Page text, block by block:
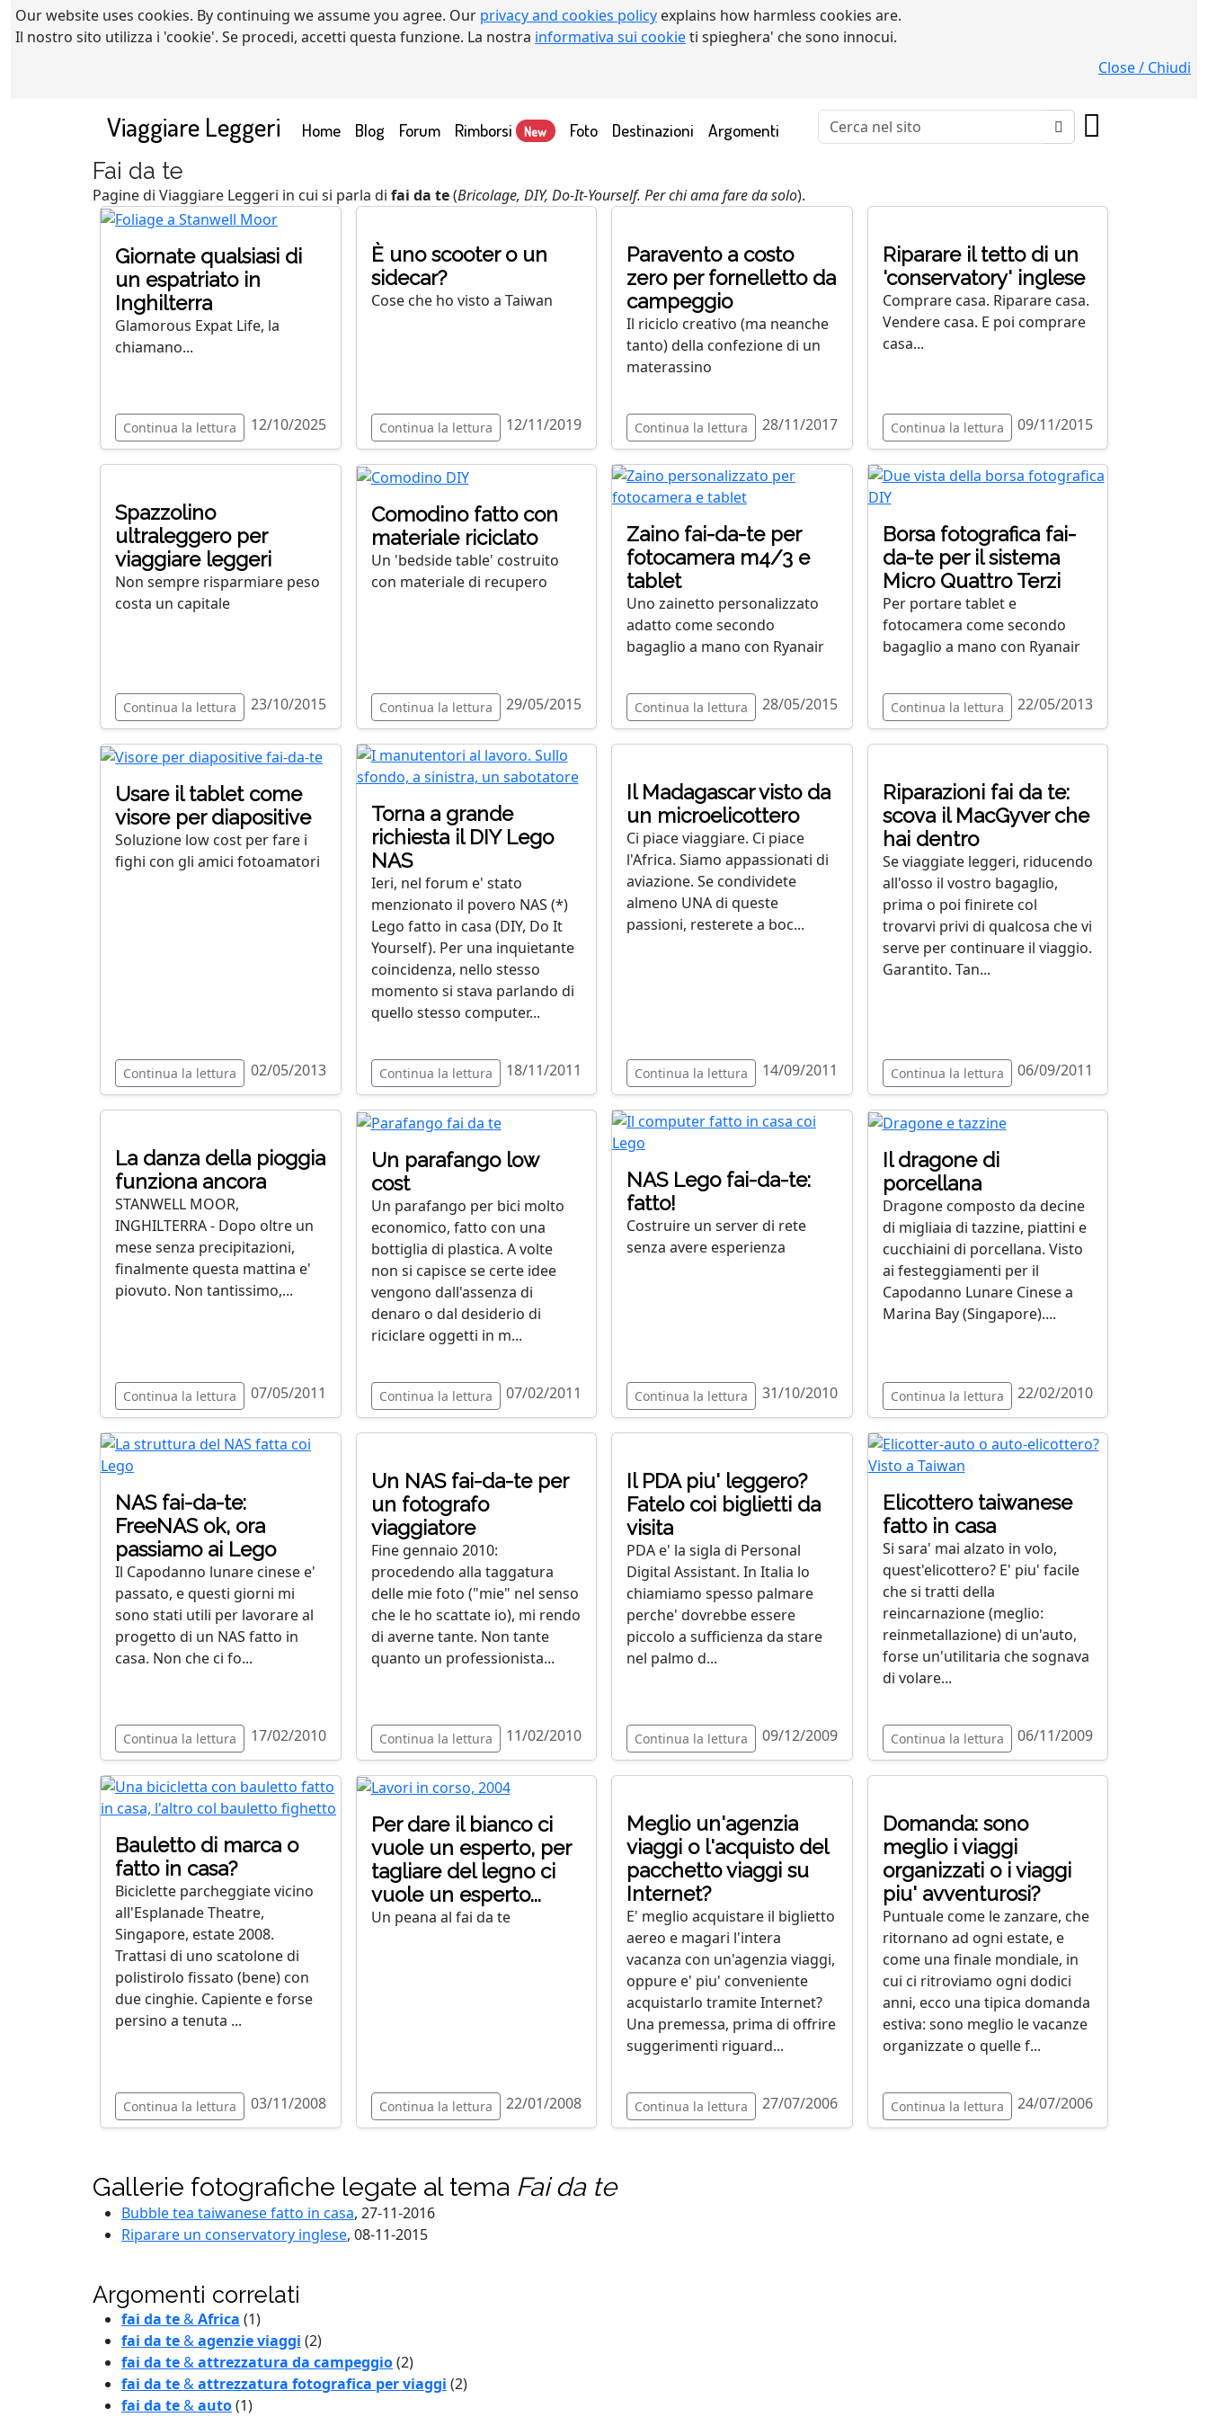
Our website uses cookies. By continuing we assume you agree. Our privacy and cookies policy explains how harmless cookies are.
Il nostro sito utilizza i 'cookie'. Se procedi, accetti questa funzione. La nostra informativa sui cookieti spieghera' che sono innocui.
Close / Chiudi
Viaggiare Leggeri Home(current)
Blog Forum Rimborsi New Foto Destinazioni Argomenti
Fai da te
Pagine di Viaggiare Leggeri in cui si parla di fai da te(Bricolage, DIY, Do-It-Yourself. Per chi ama fare da solo).
Giornate qualsiasi di
un espatriato in
Inghilterra
Glamorous Expat Life, la
chiamano...
Continua la lettura 12/10/2025
È uno scooter o un
sidecar?
Cose che ho visto a Taiwan
Continua la lettura 12/11/2019
Paravento a costo
zero per fornelletto da
campeggio
Il riciclo creativo (ma neanche
tanto) della confezione di un
materassino
Continua la lettura 28/11/2017
Riparare il tetto di un
'conservatory' inglese
Comprare casa. Riparare casa.
Vendere casa. E poi comprare
casa...
Continua la lettura 09/11/2015
Spazzolino
ultraleggero per
viaggiare leggeri
Non sempre risparmiare peso
costa un capitale
Continua la lettura 23/10/2015
Comodino fatto con
materiale riciclato
Un 'bedside table' costruito
con materiale di recupero
Continua la lettura 29/05/2015
Zaino fai-da-te per
fotocamera m4/3 e
tablet
Uno zainetto personalizzato
adatto come secondo
bagaglio a mano con Ryanair
Continua la lettura 28/05/2015
Borsa fotografica fai-
da-te per il sistema
Micro Quattro Terzi
Per portare tablet e
fotocamera come secondo
bagaglio a mano con Ryanair
Continua la lettura 22/05/2013
Usare il tablet come
visore per diapositive
Soluzione low cost per fare i
fighi con gli amici fotoamatori
Continua la lettura 02/05/2013
Torna a grande
richiesta il DIY Lego
NAS
Ieri, nel forum e' stato
menzionato il povero NAS (*)
Lego fatto in casa (DIY, Do It
Yourself). Per una inquietante
coincidenza, nello stesso
momento si stava parlando di
quello stesso computer...
Continua la lettura 18/11/2011
Il Madagascar visto da
un microelicottero
Ci piace viaggiare. Ci piace
l'Africa. Siamo appassionati di
aviazione. Se condividete
almeno UNA di queste
passioni, resterete a boc...
Continua la lettura 14/09/2011
Riparazioni fai da te:
scova il MacGyver che
hai dentro
Se viaggiate leggeri, riducendo
all'osso il vostro bagaglio,
prima o poi finirete col
trovarvi privi di qualcosa che vi
serve per continuare il viaggio.
Garantito. Tan...
Continua la lettura 06/09/2011
La danza della pioggia
funziona ancora
STANWELL MOOR,
INGHILTERRA - Dopo oltre un
mese senza precipitazioni,
finalmente questa mattina e'
piovuto. Non tantissimo,...
Continua la lettura 07/05/2011
Un parafango low
cost
Un parafango per bici molto
economico, fatto con una
bottiglia di plastica. A volte
non si capisce se certe idee
vengono dall'assenza di
denaro o dal desiderio di
riciclare oggetti in m...
Continua la lettura 07/02/2011
NAS Lego fai-da-te:
fatto!
Costruire un server di rete
senza avere esperienza
Continua la lettura 31/10/2010
Il dragone di
porcellana
Dragone composto da decine
di migliaia di tazzine, piattini e
cucchiaini di porcellana. Visto
ai festeggiamenti per il
Capodanno Lunare Cinese a
Marina Bay (Singapore)....
Continua la lettura 22/02/2010
NAS fai-da-te:
FreeNAS ok, ora
passiamo ai Lego
Il Capodanno lunare cinese e'
passato, e questi giorni mi
sono stati utili per lavorare al
progetto di un NAS fatto in
casa. Non che ci fo...
Continua la lettura 17/02/2010
Un NAS fai-da-te per
un fotografo
viaggiatore
Fine gennaio 2010:
procedendo alla taggatura
delle mie foto ("mie" nel senso
che le ho scattate io), mi rendo
di averne tante. Non tante
quanto un professionista...
Continua la lettura 11/02/2010
Il PDA piu' leggero?
Fatelo coi biglietti da
visita
PDA e' la sigla di Personal
Digital Assistant. In Italia lo
chiamiamo spesso palmare
perche' dovrebbe essere
piccolo a sufficienza da stare
nel palmo d...
Continua la lettura 09/12/2009
Elicottero taiwanese
fatto in casa
Si sara' mai alzato in volo,
quest'elicottero? E' piu' facile
che si tratti della
reincarnazione (meglio:
reinmetallazione) di un'auto,
forse un'utilitaria che sognava
di volare...
Continua la lettura 06/11/2009
Bauletto di marca o
fatto in casa?
Biciclette parcheggiate vicino
all'Esplanade Theatre,
Singapore, estate 2008.
Trattasi di uno scatolone di
polistirolo fissato (bene) con
due cinghie. Capiente e forse
persino a tenuta ...
Continua la lettura 03/11/2008
Per dare il bianco ci
vuole un esperto, per
tagliare del legno ci
vuole un esperto...
Un peana al fai da te
Continua la lettura 22/01/2008
Meglio un'agenzia
viaggi o l'acquisto del
pacchetto viaggi su
Internet?
E' meglio acquistare il biglietto
aereo e magari l'intera
vacanza con un'agenzia viaggi,
oppure e' piu' conveniente
acquistarlo tramite Internet?
Una premessa, prima di offrire
suggerimenti riguard...
Continua la lettura 27/07/2006
Domanda: sono
meglio i viaggi
organizzati o i viaggi
piu' avventurosi?
Puntuale come le zanzare, che
ritornano ad ogni estate, e
come una finale mondiale, in
cui ci ritroviamo ogni dodici
anni, ecco una tipica domanda
estiva: sono meglio le vacanze
organizzate o quelle f...
Continua la lettura 24/07/2006
Gallerie fotografiche legate al tema Fai da te
Bubble tea taiwanese fatto in casa, 27-11-2016
Riparare un conservatory inglese, 08-11-2015
Argomenti correlati
fai da te&Africa (1)
fai da te&agenzie viaggi (2)
fai da te&attrezzatura da campeggio(2)
fai da te&attrezzatura fotografica per viaggi (2)
fai da te&auto(1)